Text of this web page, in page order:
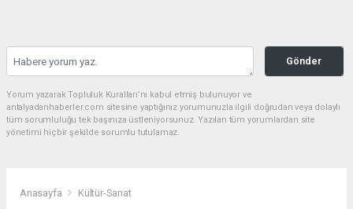
Gönder
Yorum yazarak Topluluk Kuralları’nı kabul etmiş bulunuyor ve
antalyadanhaberler.com sitesine yaptığınız yorumunuzla ilgili doğrudan veya dolaylı
tüm sorumluluğu tek başınıza üstleniyorsunuz. Yazılan tüm yorumlardan site
yönetimi hiçbir şekilde sorumlu tutulamaz.
Anasayfa Kültür-Sanat